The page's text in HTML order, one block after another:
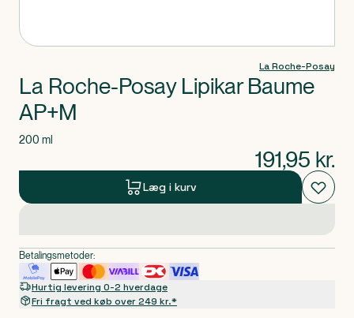
La Roche-Posay
La Roche-Posay Lipikar Baume
AP+M
200 ml
191,95 kr.
Læg i kurv
Betalingsmetoder:
Hurtig levering 0-2 hverdage
Fri fragt ved køb over 249 kr.*